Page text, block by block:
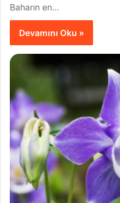
Baharın en…
Devamını Oku »